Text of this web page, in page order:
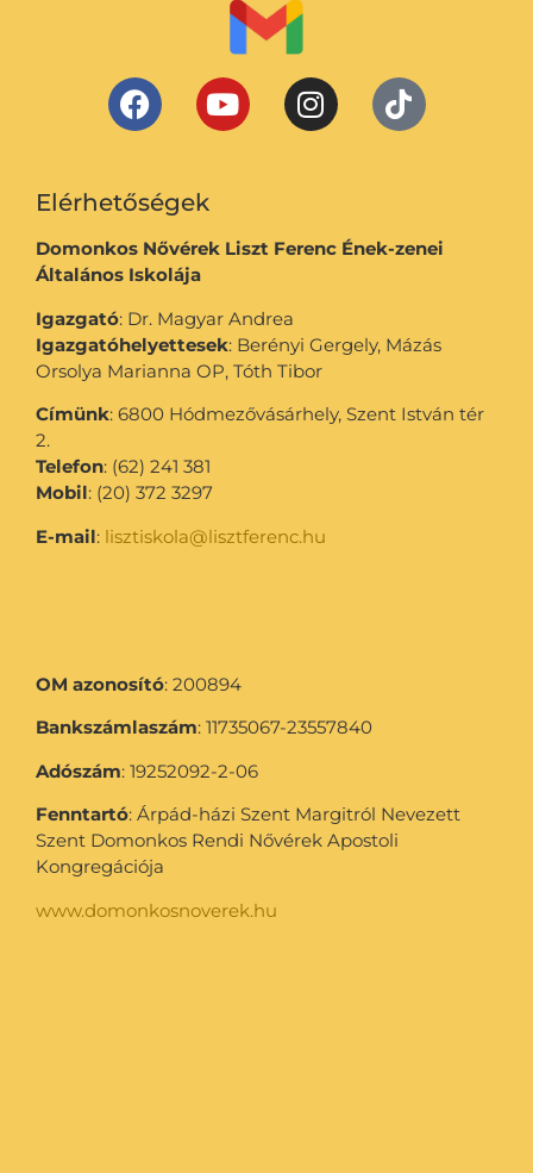
Elérhetőségek
Domonkos Nővérek Liszt Ferenc Ének-zenei
Általános Iskolája
Igazgató: Dr. Magyar Andrea
Igazgatóhelyettesek: Berényi Gergely, Mázás
Orsolya Marianna OP, Tóth Tibor
Címünk: 6800 Hódmezővásárhely, Szent István tér
2.
Telefon: (62) 241 381
Mobil: (20) 372 3297
E-mail: lisztiskola@lisztferenc.hu
OM azonosító: 200894
Bankszámlaszám: 11735067-23557840
Adószám: 19252092-2-06
Fenntartó: Árpád-házi Szent Margitról Nevezett
Szent Domonkos Rendi Nővérek Apostoli
Kongregációja
www.domonkosnoverek.hu